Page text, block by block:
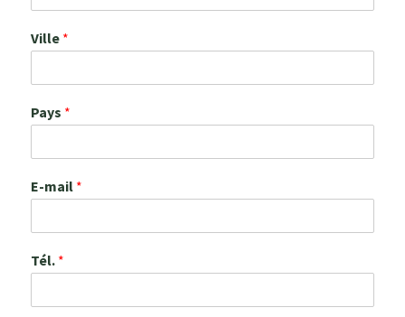
Ville *
Pays *
E-mail *
Tél. *